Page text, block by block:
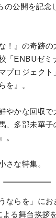
の公開を記念
！』の奇跡の
「ENBUゼミ
プロジェク
を』。
やかな回収で
、多部未華
な特集。
ならを」にお
る舞台挨拶